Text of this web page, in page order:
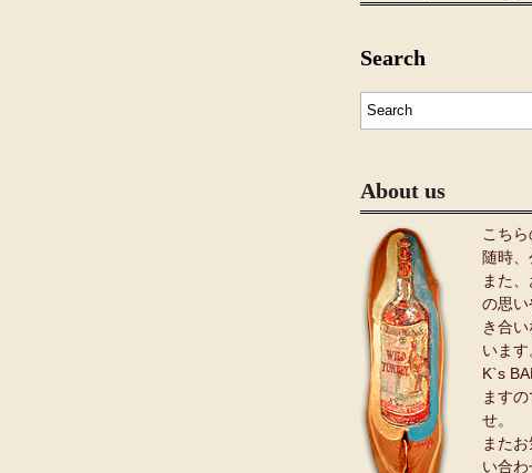
Search
About us
こち
随時、
また
の思
き合
います
K`s
ます
せ。
また
い合